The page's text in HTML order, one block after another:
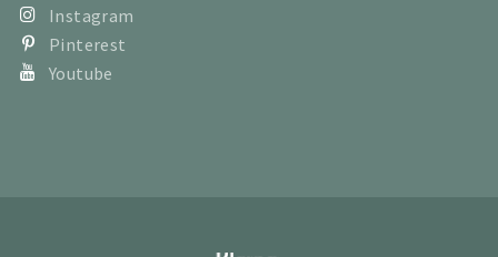
Instagram
Pinterest
Youtube